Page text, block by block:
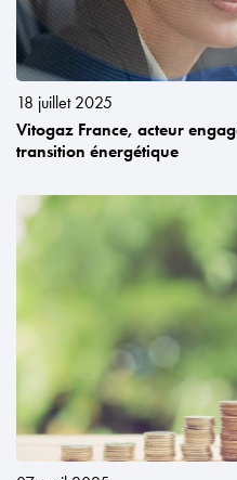
18 juillet 2025
Vitogaz France, acteur
transition énergétique